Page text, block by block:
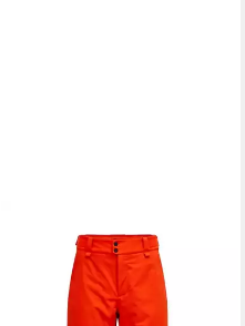
225,00 €